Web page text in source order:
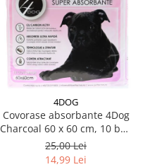
4DOG
Covorase absorbante 4Dog
Charcoal 60 x 60 cm, 10 buc
/ pachet
25,00 Lei
14,99 Lei